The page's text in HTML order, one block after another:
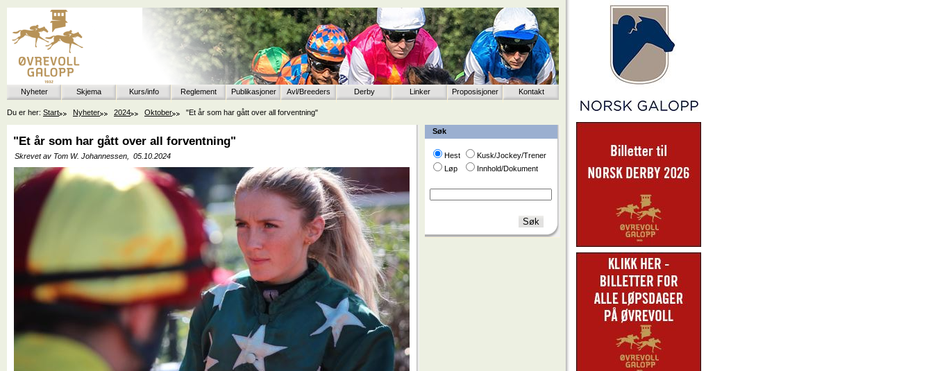
Nyheter Skjema Kurs/info Reglement Publikasjoner Avl/Breeders Derby Linker Proposisjoner Kontakt
Du er her: Start Nyheter 2024 Oktober "Et år som har gått over all forventning"
Søk
Hest
Kusk/Jockey/Trener
Løp
Innhold/Dokument
"Et år som har gått over all forventning"
Skrevet av Tom W. Johannessen, 05.10.2024